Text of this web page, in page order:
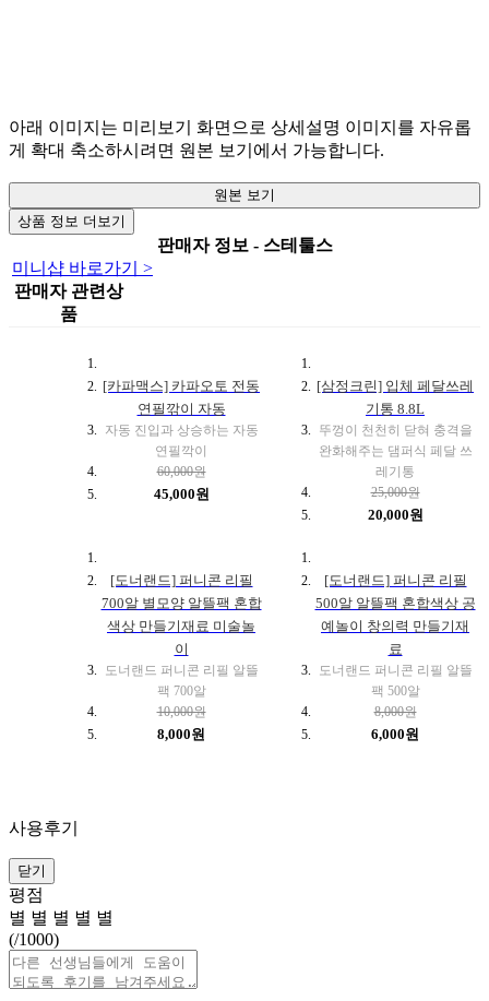
아래 이미지는 미리보기 화면으로 상세설명 이미지를 자유롭
게 확대 축소하시려면 원본 보기에서 가능합니다.
원본 보기
상품 정보 더보기
판매자 정보 - 스테툴스
미니샵 바로가기 >
판매자 관련상
품
[카파맥스] 카파오토 전동
연필깎이 자동
자동 진입과 상승하는 자동
연필깍이
60,000원
45,000원
[삼정크린] 입체 페달쓰레
기통 8.8L
뚜껑이 천천히 닫혀 충격을
완화해주는 댐퍼식 페달 쓰
레기통
25,000원
20,000원
[도너랜드] 퍼니콘 리필
700알 별모양 알뜰팩 혼합
색상 만들기재료 미술놀
이
도너랜드 퍼니콘 리필 알뜰
팩 700알
10,000원
8,000원
[도너랜드] 퍼니콘 리필
500알 알뜰팩 혼합색상 공
예놀이 창의력 만들기재
료
도너랜드 퍼니콘 리필 알뜰
팩 500알
8,000원
6,000원
사용후기
닫기
평점
별 별 별 별 별
(/1000)